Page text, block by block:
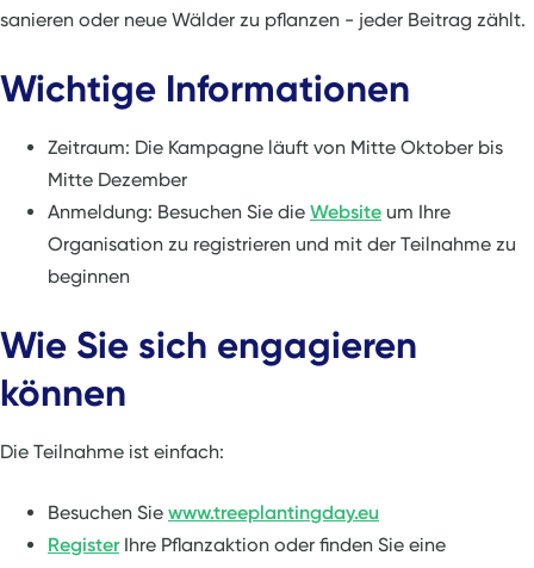
sanieren oder neue Wälder zu pflanzen - jeder Beitrag zählt.
Wichtige Informationen
Zeitraum: Die Kampagne läuft von Mitte Oktober bis
Mitte Dezember
Anmeldung: Besuchen Sie die Website um Ihre
Organisation zu registrieren und mit der Teilnahme zu
beginnen
Wie Sie sich engagieren
können
Die Teilnahme ist einfach:
Besuchen Sie www.treeplantingday.eu
RegisterIhre Pflanzaktion oder finden Sie eine